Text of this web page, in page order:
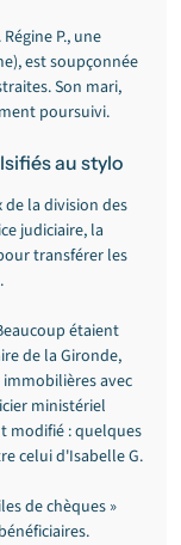
P., une
est soupçonnée
Son mari,
poursuivi.
au stylo
de la division des
judiciaire, la
transférer les
étaient
de la Gironde,
avec
ministériel
modifié : quelques
celui d'Isabelle G.
de chèques »